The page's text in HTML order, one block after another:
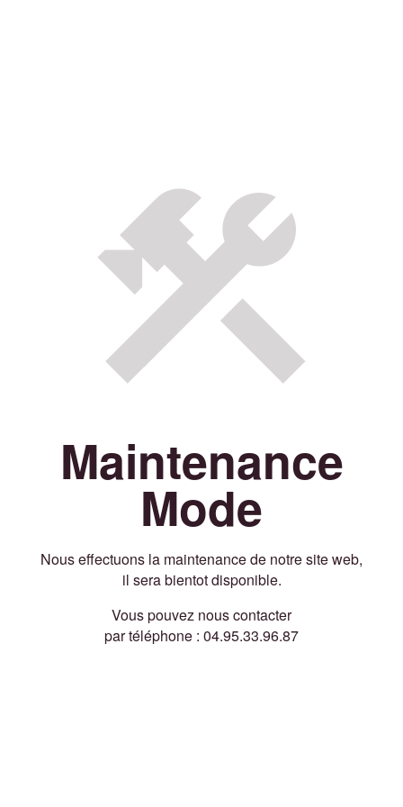
Maintenance
Mode
Nous effectuons la maintenance de notre site web,
il sera bientot disponible.
Vous pouvez nous contacter
par téléphone : 04.95.33.96.87